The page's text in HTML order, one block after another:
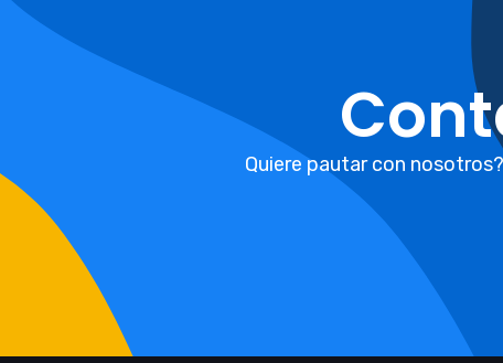
Quiere pautar con